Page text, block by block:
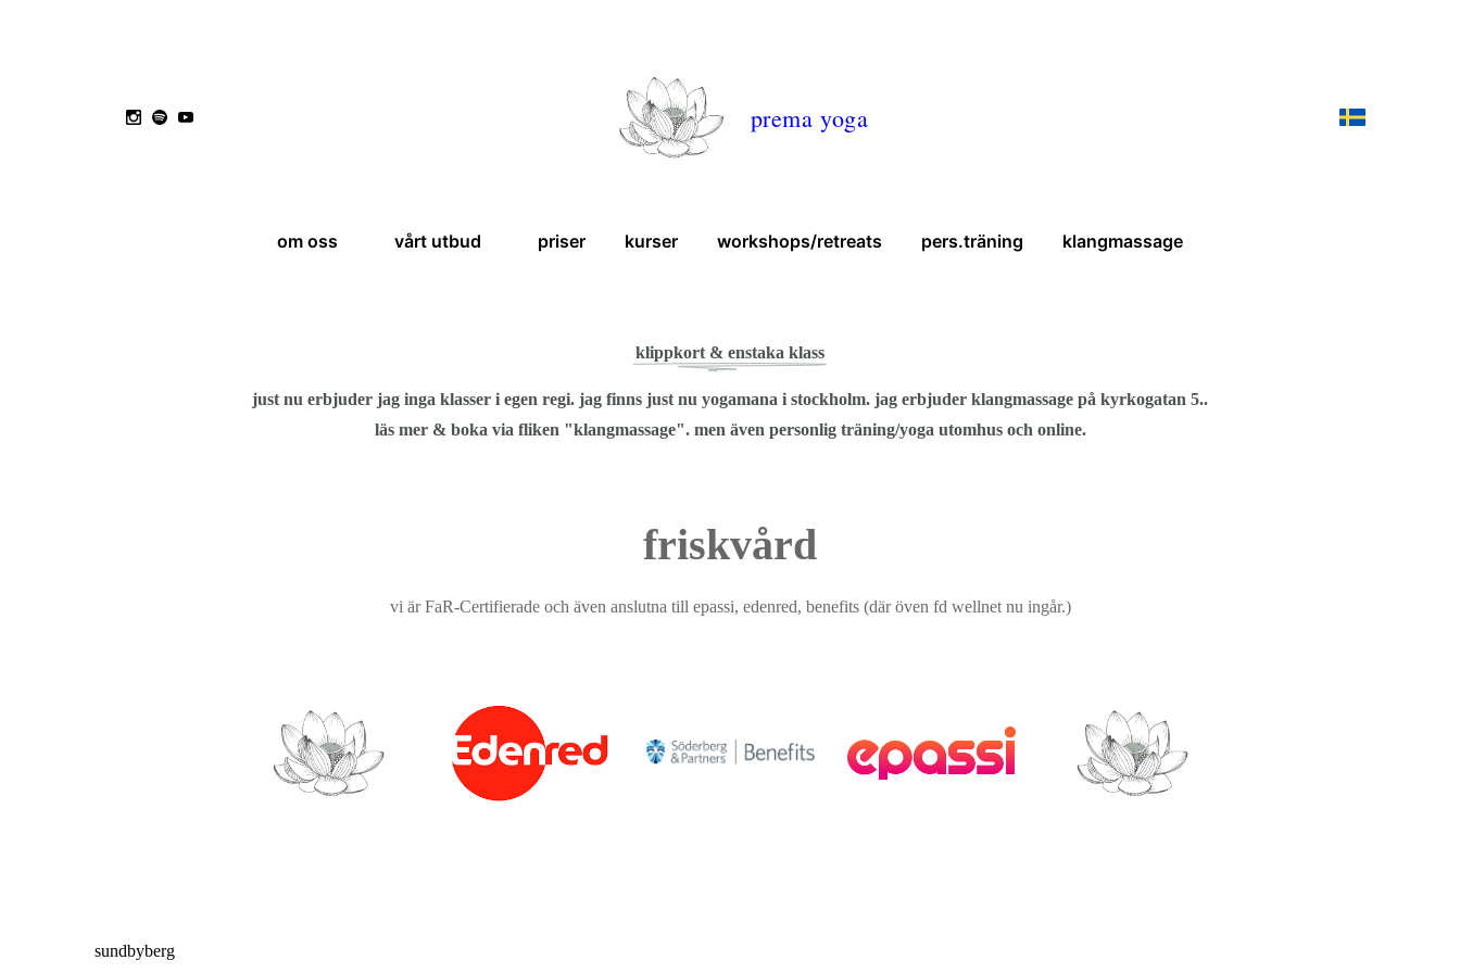
prema yoga
om oss vårt utbud priser kurser workshops/retreats pers.träning klangmassage
klippkort & enstaka klass
just nu erbjuder jag inga klasser i egen regi. jag finns just nu yogamana i stockholm. jag erbjuder klangmassage på kyrkogatan 5..
läs mer & boka via fliken "klangmassage". men även personlig träning/yoga utomhus och online.
friskvård
vi är FaR-Certifierade och även anslutna till epassi, edenred, benefits (där öven fd wellnet nu ingår.)
sundbyberg